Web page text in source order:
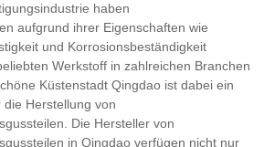
haben
aufgrund ihrer Eigenschaften wie
und Korrosionsbeständigkeit
Werkstoff in zahlreichen Branchen
Küstenstadt Qingdao ist dabei ein
Herstellung von
Die Hersteller von
in Qingdao verfügen nicht nur